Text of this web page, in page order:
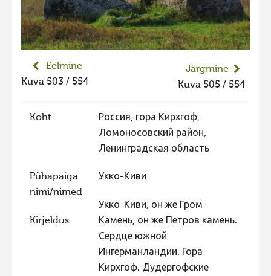
Liikuvad kuvad 2025
Hiite kuvavõistlus 2024
Liikuvad kuvad 2024
Hiite kuvavõistlus 2023 lisa
Hiite kuvavõistlus 2022 lisa
Liikuvad kuvad 2022
Hiite kuvavõistlus 2021
Liikuvad kuvad 2021
Eelmine
Kuva 503 / 554
Järgmine
Kuva 505 / 554
Koht
Россия, гора Кирхгоф,
Ломоносовский район,
Ленинградская область
Pühapaiga
nimi/nimed
Укко-Киви
Kirjeldus
Укко-Киви, он же Гром-
Камень, он же Петров камень.
Сердце южной
Ингерманландии. Гора
Кирхгоф. Дудергофские